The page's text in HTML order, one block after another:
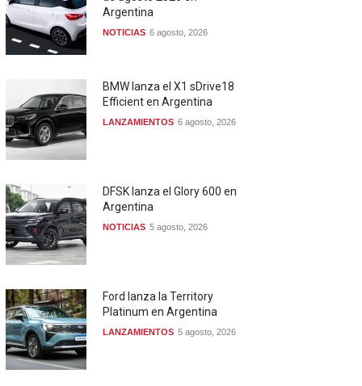
Argentina
NOTICIAS 6 agosto, 2026
BMW lanza el X1 sDrive18
Efficient en Argentina
LANZAMIENTOS 6 agosto, 2026
DFSK lanza el Glory 600 en
Argentina
NOTICIAS 5 agosto, 2026
Ford lanza la Territory
Platinum en Argentina
LANZAMIENTOS 5 agosto, 2026